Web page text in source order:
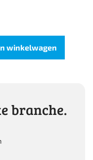
winkelwagen
branche.